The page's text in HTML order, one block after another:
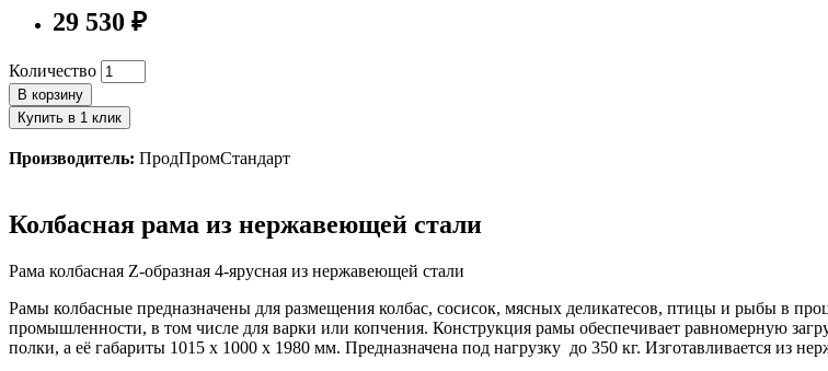
29 530 ₽
Количество
В корзину
Купить в 1 клик
Производитель: ПродПромСтандарт
Колбасная рама из нержавеющей стали
Рама колбасная Z-образная 4-ярусная из нержавеющей стали
Рамы колбасные предназначены для размещения колбас, сосисок, мясных деликатесов, птицы и рыбы в
промышленности, в том числе для варки или копчения. Конструкция рамы обеспечивает равномерную
полки, а её габариты 1015 х 1000 х 1980 мм. Предназначена под нагрузку до 350 кг. Изготавливается из